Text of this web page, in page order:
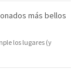
más bellos
los lugares (y